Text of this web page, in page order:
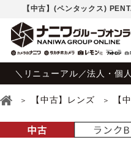
【中古】(ペンタックス)
＼リニューアル／法人・個
【中古】レンズ 【